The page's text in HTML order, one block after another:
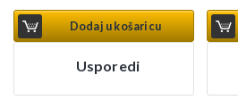
Dodaj u košaricu
Usporedi